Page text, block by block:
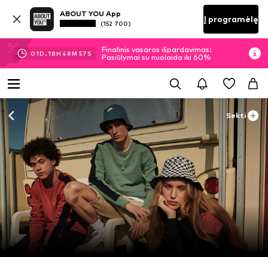
ABOUT YOU App
(152 700) Į programėlę
01D.18H 48M 57 S
Finalinis vasaros išpardavimas:
Pasiūlymai su nuolaida iki 60%
Sekti